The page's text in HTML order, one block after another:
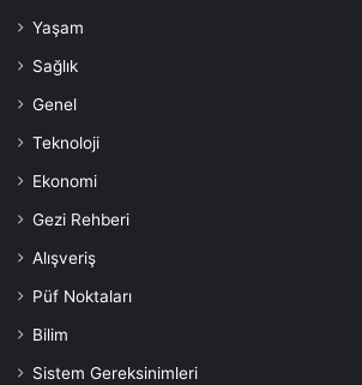
Yaşam
Sağlık
Genel
Teknoloji
Ekonomi
Gezi Rehberi
Alışveriş
Püf Noktaları
Bilim
Sistem Gereksinimleri